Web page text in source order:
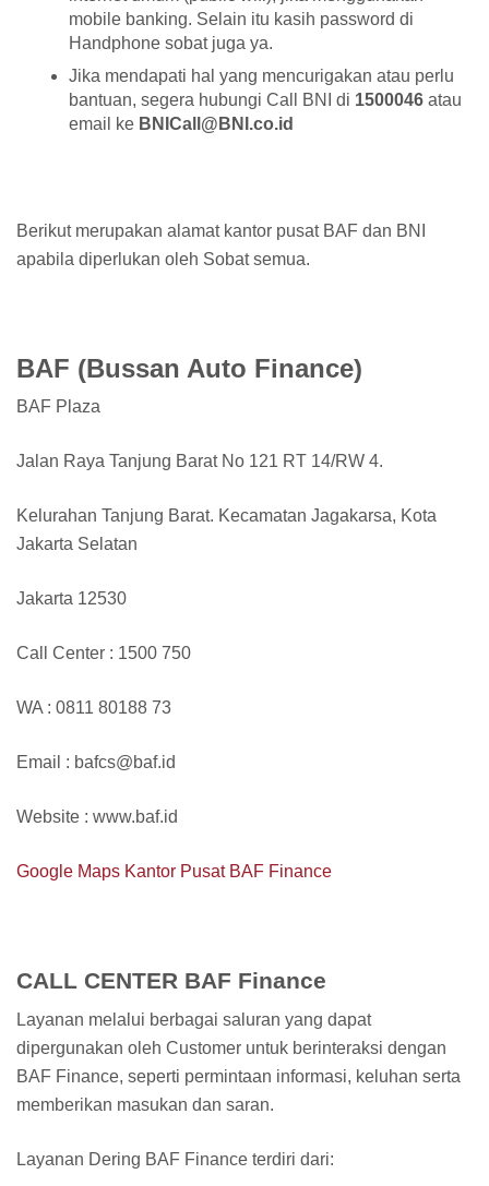
mobile banking. Selain itu kasih password di
Handphone sobat juga ya.
Jika mendapati hal yang mencurigakan atau perlu
bantuan, segera hubungi Call BNI di 1500046 atau
email ke BNICall@BNI.co.id
Berikut merupakan alamat kantor pusat BAF dan BNI
apabila diperlukan oleh Sobat semua.
BAF (Bussan Auto Finance)
BAF Plaza
Jalan Raya Tanjung Barat No 121 RT 14/RW 4.
Kelurahan Tanjung Barat. Kecamatan Jagakarsa, Kota
Jakarta Selatan
Jakarta 12530
Call Center : 1500 750
WA : 0811 80188 73
Email : bafcs@baf.id
Website : www.baf.id
Google Maps Kantor Pusat BAF Finance
CALL CENTER BAF Finance
Layanan melalui berbagai saluran yang dapat
dipergunakan oleh Customer untuk berinteraksi dengan
BAF Finance, seperti permintaan informasi, keluhan serta
memberikan masukan dan saran.
Layanan Dering BAF Finance terdiri dari: